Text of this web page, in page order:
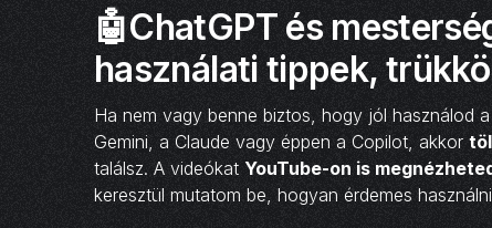
🤖ChatGPT és
használati tippek,
Ha nem vagy benne biztos, hogy jól használod
Gemini, a Claude vagy éppen a Copilot, akkor
találsz. A videókat YouTube-on is
keresztül mutatom be, hogyan érdemes